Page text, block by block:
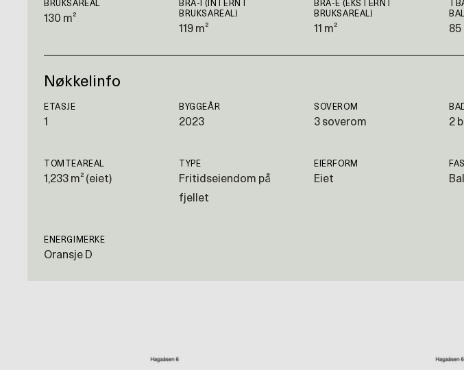
BRUKSAREAL
130 m²
BRA-I (INTERNT
BRUKSAREAL)
119 m²
BRA-E (EKSTERNT
BRUKSAREAL)
11 m² 85
Nøkkelinfo
ETASJE
1
BYGGEÅR
2023
SOVEROM
3 soverom 2
TOMTEAREAL
1,233 m² (eiet)
TYPE
Fritidseiendom på
fjellet
EIERFORM
Eiet
ENERGIMERKE
Oransje D